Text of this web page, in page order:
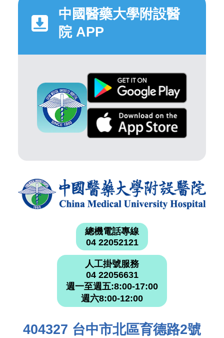
中國醫藥大學附設醫
院 APP
總機電話專線
04 22052121
人工掛號服務
04 22056631
週一至週五:8:00-17:00
週六8:00-12:00
404327 台中市北區育德路2號